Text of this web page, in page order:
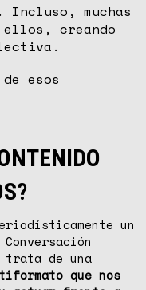
Incluso, muchas
ellos, creando
esos
un
trata de una
que nos